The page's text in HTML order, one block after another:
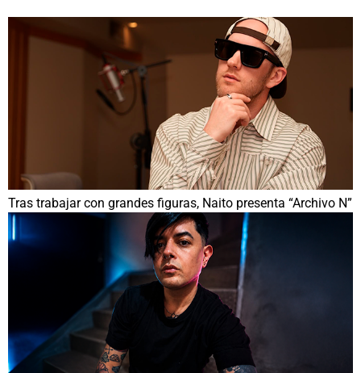
Tras trabajar con grandes figuras, Naito presenta “Archivo N”